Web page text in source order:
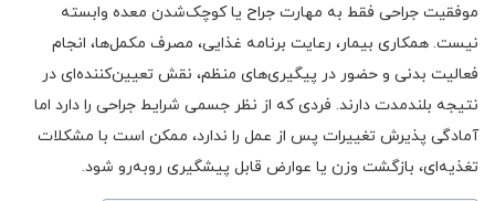
موفقیت جراحی فقط به مهارت جراح یا کوچک‌شدن معده وابسته
نیست. همکاری بیمار، رعایت برنامه غذایی، مصرف مکمل‌ها، انجام
فعالیت بدنی و حضور در پیگیری‌های منظم، نقش تعیین‌کننده‌ای در
نتیجه بلندمدت دارند. فردی که از نظر جسمی شرایط جراحی را دارد اما
آمادگی پذیرش تغییرات پس از عمل را ندارد، ممکن است با مشکلات
تغذیه‌ای، بازگشت وزن یا عوارض قابل پیشگیری روبه‌رو شود.